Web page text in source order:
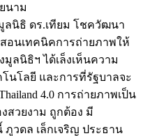
นาม
ลนิธิ ดร.เทียม โชควัฒนา
อนเทคนิคการถ่ายภาพให้
มูลนิธิฯ ได้เล็งเห็นความ
นโลยี และการที่รัฐบาลจะ
4.0 การถ่ายภาพเป็น
สวยงาม ถูกต้อง มี
วดล เล็กเจริญ ประธาน